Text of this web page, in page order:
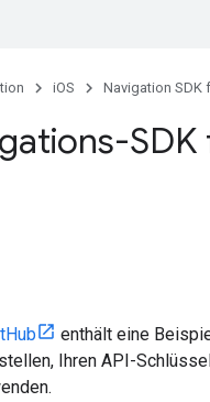
iOS Navigation SDK
SDK
enthält eine
Ihren API-